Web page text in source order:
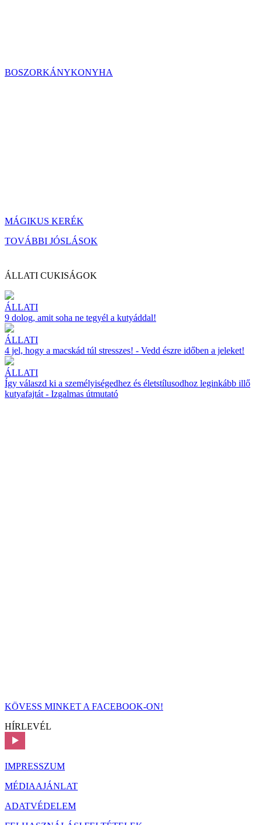
BOSZORKÁNYKONYHA
MÁGIKUS KERÉK
TOVÁBBI JÓSLÁSOK
ÁLLATI CUKISÁGOK
ÁLLATI
9 dolog, amit soha ne tegyél a kutyáddal!
ÁLLATI
4 jel, hogy a macskád túl stresszes! - Vedd észre időben a jeleket!
ÁLLATI
Így válaszd ki a személyiségedhez és életstílusodhoz leginkább illő
kutyafajtát - Izgalmas útmutató
KÖVESS MINKET A FACEBOOK-ON!
HÍRLEVÉL
IMPRESSZUM
MÉDIAAJÁNLAT
ADATVÉDELEM